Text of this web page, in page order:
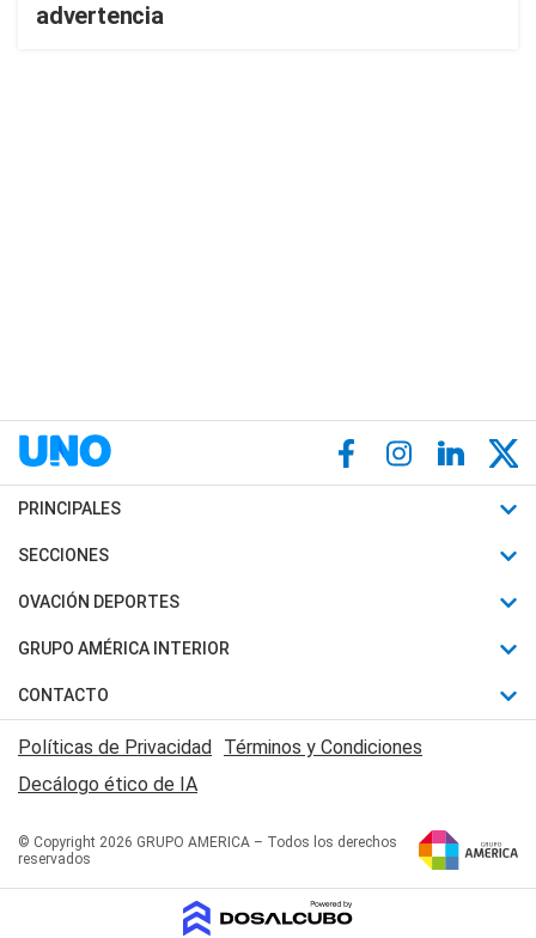
advertencia
PRINCIPALES
Últimas Noticias
Política
Judiciales
Economia
SECCIONES
Horóscopo
Motores
Trucos caseros
Series y Películas
Edictos y Solicitadas
OVACIÓN DEPORTES
Fútbol
Mundial
Automovilismo
Rugby
Básquet
GRUPO AMÉRICA INTERIOR
Canal 7 en Vivo
San Juan 8
CONTACTO
Acerca de Nosotros
Contactanos
Políticas de Privacidad Términos y Condiciones
Decálogo ético de IA
© Copyright 2026 GRUPO AMERICA – Todos los derechos
reservados